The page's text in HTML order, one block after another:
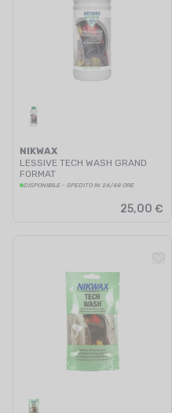
NIKWAX
LESSIVE TECH WASH GRAND
FORMAT
DISPONIBILE - SPEDITO IN 24/48 ORE
25,00 €